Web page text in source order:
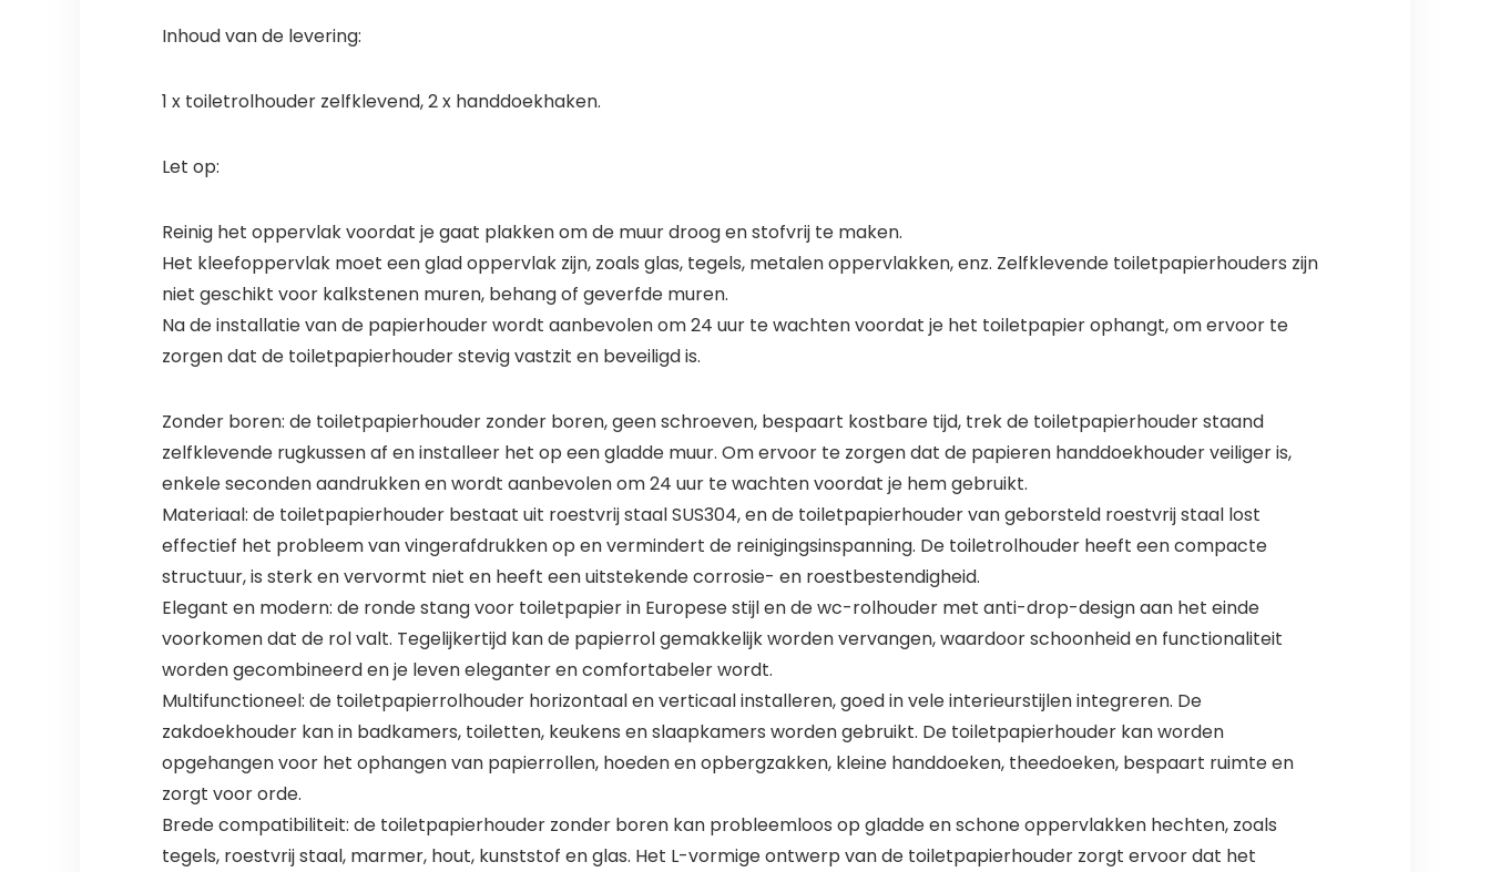
Inhoud van de levering:
1 x toiletrolhouder zelfklevend, 2 x handdoekhaken.
Let op:
Reinig het oppervlak voordat je gaat plakken om de muur droog en stofvrij te maken.
Het kleefoppervlak moet een glad oppervlak zijn, zoals glas, tegels, metalen oppervlakken, enz. Zelfklevende toiletpapierhouders zijn
niet geschikt voor kalkstenen muren, behang of geverfde muren.
Na de installatie van de papierhouder wordt aanbevolen om 24 uur te wachten voordat je het toiletpapier ophangt, om ervoor te
zorgen dat de toiletpapierhouder stevig vastzit en beveiligd is.
Zonder boren: de toiletpapierhouder zonder boren, geen schroeven, bespaart kostbare tijd, trek de toiletpapierhouder staand
zelfklevende rugkussen af en installeer het op een gladde muur. Om ervoor te zorgen dat de papieren handdoekhouder veiliger is,
enkele seconden aandrukken en wordt aanbevolen om 24 uur te wachten voordat je hem gebruikt.
Materiaal: de toiletpapierhouder bestaat uit roestvrij staal SUS304, en de toiletpapierhouder van geborsteld roestvrij staal lost
effectief het probleem van vingerafdrukken op en vermindert de reinigingsinspanning. De toiletrolhouder heeft een compacte
structuur, is sterk en vervormt niet en heeft een uitstekende corrosie- en roestbestendigheid.
Elegant en modern: de ronde stang voor toiletpapier in Europese stijl en de wc-rolhouder met anti-drop-design aan het einde
voorkomen dat de rol valt. Tegelijkertijd kan de papierrol gemakkelijk worden vervangen, waardoor schoonheid en functionaliteit
worden gecombineerd en je leven eleganter en comfortabeler wordt.
Multifunctioneel: de toiletpapierrolhouder horizontaal en verticaal installeren, goed in vele interieurstijlen integreren. De
zakdoekhouder kan in badkamers, toiletten, keukens en slaapkamers worden gebruikt. De toiletpapierhouder kan worden
opgehangen voor het ophangen van papierrollen, hoeden en opbergzakken, kleine handdoeken, theedoeken, bespaart ruimte en
zorgt voor orde.
Brede compatibiliteit: de toiletpapierhouder zonder boren kan probleemloos op gladde en schone oppervlakken hechten, zoals
tegels, roestvrij staal, marmer, hout, kunststof en glas. Het L-vormige ontwerp van de toiletpapierhouder zorgt ervoor dat het